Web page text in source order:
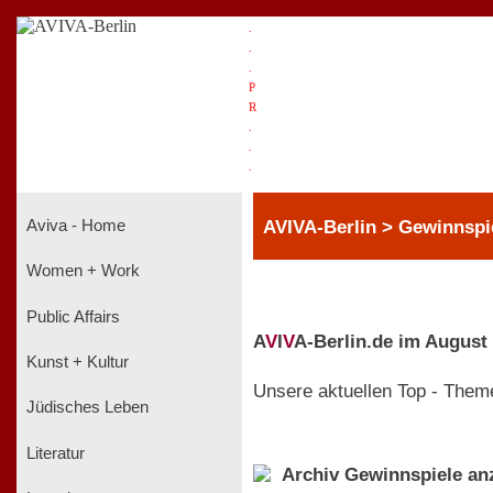
P
R
Aviva - Home
Women + Work
Public Affairs
Kunst + Kultur
Jüdisches Leben
Literatur
AVIVA-Berlin >
AVIVA-Berlin.de im August
Unsere aktuellen Top -
Archiv Gewinnspiele